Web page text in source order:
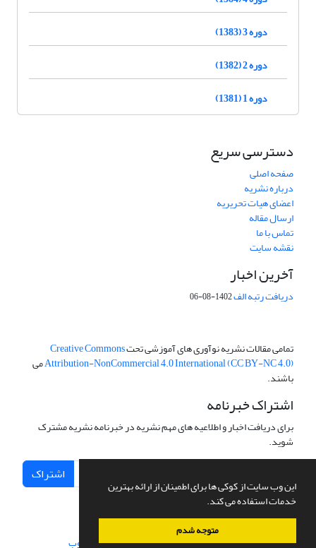
این وب سایت از کوکی ها برای اطمینان از ارائه بهترین
خدمات استفاده می کند.
متوجه شدم
دوره 3 (1383)
دوره 2 (1382)
دوره 1 (1381)
دسترسی سریع
صفحه اصلی
درباره نشریه
اعضای هیات تحریریه
ارسال مقاله
تماس با ما
نقشه سایت
آخرین اخبار
دریافت رتبه الف1402-08-06
تمامی مقالات نشریه نوآوری های آموزشی تحتCreative Commons
Attribution-NonCommercial 4.0 International (CC BY-NC 4.0)می
باشند.
اشتراک خبرنامه
برای دریافت اخبار و اطلاعیه های مهم نشریه در خبرنامه نشریه مشترک
شوید.
اشتراک
سامانه مدیریت نشریات علمی.طراحی و پیاده سازی از سیناوب